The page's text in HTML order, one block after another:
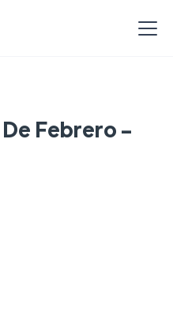
De Febrero -